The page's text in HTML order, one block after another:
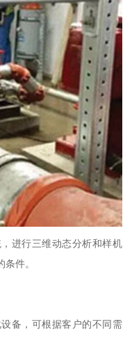
进行三维动态分析和样机
件。
备，可根据客户的不同需